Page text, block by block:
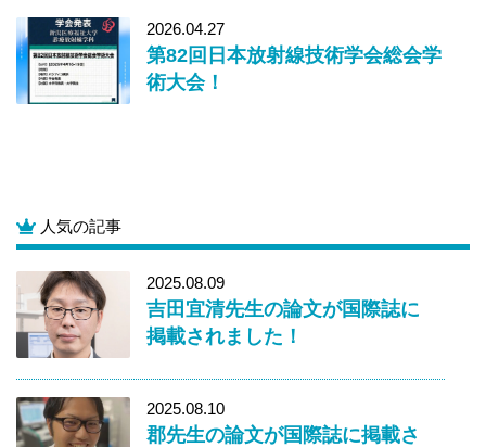
2026.04.27
第82回日本放射線技術学会総会学
術大会！
人気の記事
2025.08.09
吉田宜清先生の論文が国際誌に
掲載されました！
2025.08.10
郡先生の論文が国際誌に掲載さ